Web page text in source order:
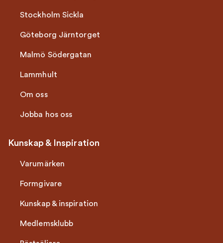
Stockholm Sickla
Göteborg Järntorget
Malmö Södergatan
Lammhult
Om oss
Jobba hos oss
Kunskap & Inspiration
Varumärken
Formgivare
Kunskap & inspiration
Medlemsklubb